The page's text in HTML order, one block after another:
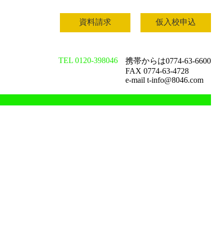
TEL 0120-398046
携帯からは0774-63-6600
FAX 0774-63-4728
e-mail t-info@8046.com
資料請求 仮入校申込